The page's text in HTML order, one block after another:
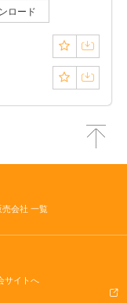
ロード
売会社 一覧
サイトへ